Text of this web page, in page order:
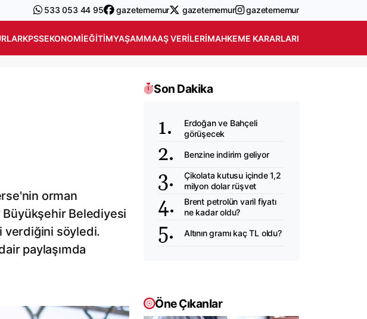
533 053 44 95 gazetememur gazetememur gazetememur
KPSSEKONOMIEĞITIMYAŞAMMAAŞ VERILERIMAHKEME KARARLARI
orman
Büyükşehir Belediyesi
verdiğini söyledi.
paylaşımda
Son Dakika
Erdoğan ve Bahçeli
görüşecek
Benzine indirim geliyor
Çikolata kutusu içinde 1,2
milyon dolar rüşvet
Brent petrolün varil fiyatı
ne kadar oldu?
Altının gramı kaç TL oldu?
Öne Çıkanlar